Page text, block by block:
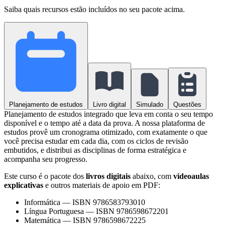
Saiba quais recursos estão incluídos no seu pacote acima.
Planejamento de estudos Livro digital Simulado Questões
Planejamento de estudos integrado que leva em conta o seu tempo
disponível e o tempo até a data da prova. A nossa plataforma de
estudos provê um cronograma otimizado, com exatamente o que
você precisa estudar em cada dia, com os ciclos de revisão
embutidos, e distribui as disciplinas de forma estratégica e
acompanha seu progresso.
Este curso é o pacote dos livros digitais abaixo, com videoaulas
explicativas e outros materiais de apoio em PDF:
Informática — ISBN 9786583793010
Língua Portuguesa — ISBN 9786598672201
Matemática — ISBN 9786598672225